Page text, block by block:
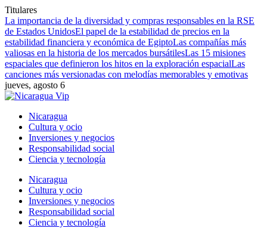
Titulares
La importancia de la diversidad y compras responsables en la RSE
de Estados UnidosEl papel de la estabilidad de precios en la
estabilidad financiera y económica de EgiptoLas compañías más
valiosas en la historia de los mercados bursátilesLas 15 misiones
espaciales que definieron los hitos en la exploración espacialLas
canciones más versionadas con melodías memorables y emotivas
jueves, agosto 6
Nicaragua
Cultura y ocio
Inversiones y negocios
Responsabilidad social
Ciencia y tecnología
Nicaragua
Cultura y ocio
Inversiones y negocios
Responsabilidad social
Ciencia y tecnología